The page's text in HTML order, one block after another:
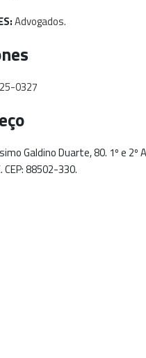
Advogados.
0327
Galdino Duarte, 80. 1º e 2º
CEP: 88502-330.